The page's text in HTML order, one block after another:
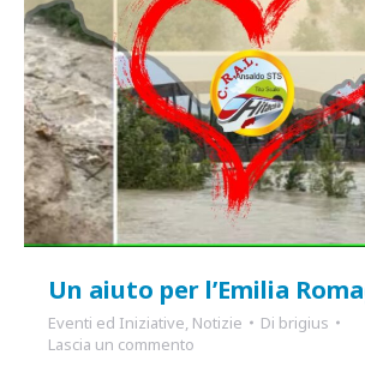
Un aiuto per l’Emilia
Eventi ed Iniziative, Notizie Di brigius
Lascia un commento